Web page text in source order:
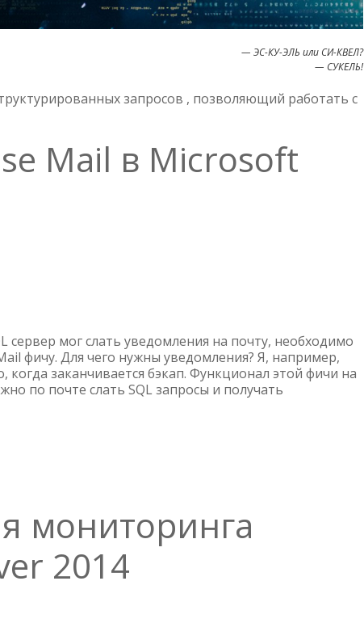
— ЭС-КУ-ЭЛЬ или СИ-КВЕЛ?
— СУКЕЛЬ!
запросов , позволяющий работать с
Mail в Microsoft
сервер мог слать уведомления на почту, необходимо
фичу. Для чего нужны уведомления? Я, например,
когда заканчивается бэкап. Функционал этой фичи на
по почте слать SQL запросы и получать
мониторинга
2014